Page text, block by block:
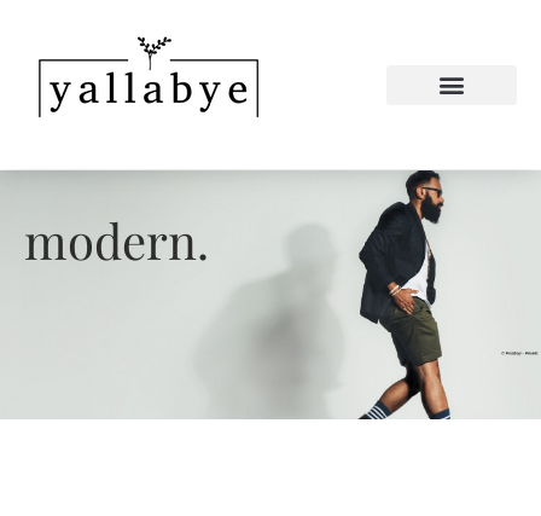
modern.